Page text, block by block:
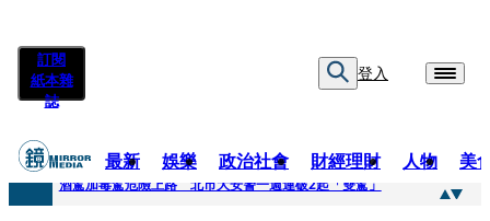
訂閱
紙本雜
誌
登入
最新 娛樂 政治社會 財經理財 人物 美
快訊
酒駕加毒駕危險上路 北市大安警一週連破2起「雙駕」